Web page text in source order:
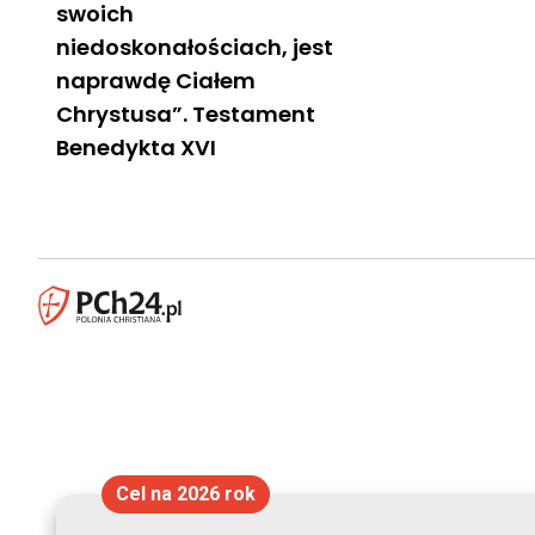
swoich
niedoskonałościach, jest
naprawdę Ciałem
Chrystusa”. Testament
Benedykta XVI
Cel na 2026 rok